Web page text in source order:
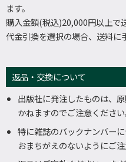
ます。
購入金額(税込)20,000円以上で
代金引換を選択の場合、送料に
返品・交換について
出版社に発注したものは、
かねますのでご注意ください
特に雑誌のバックナンバー
おまちがえのないようにご注